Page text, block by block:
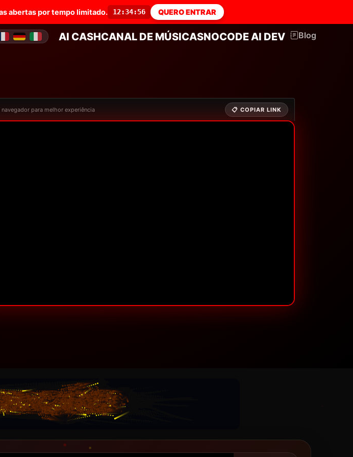
abertas por tempo limitado. 12:34:56 QUERO ENTRAR
AI CASHCANAL DE MÚSICASNOCODE AI DEV Blog
navegador para melhor experiência 📋 COPIAR LINK